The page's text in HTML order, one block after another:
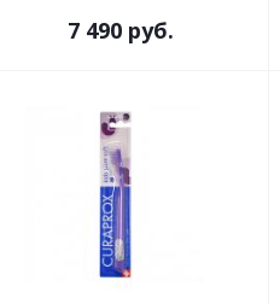
7 490 руб.